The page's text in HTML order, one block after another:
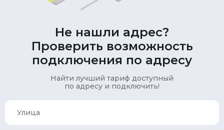
Не нашли адрес?
Проверить возможность
подключения по адресу
Найти лучший тариф доступный
по адресу и подключить!